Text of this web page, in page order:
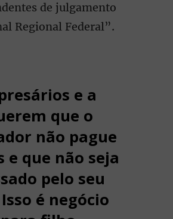
de julgamento
Regional Federal”.
e a
que o
não pague
e que não seja
pelo seu
é negócio